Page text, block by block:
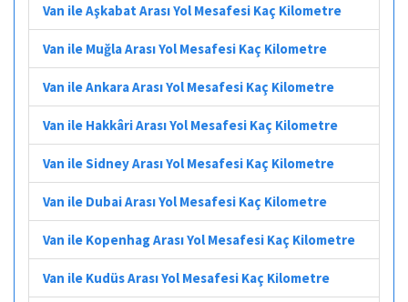
Van ile Aşkabat Arası Yol Mesafesi Kaç Kilometre
Van ile Muğla Arası Yol Mesafesi Kaç Kilometre
Van ile Ankara Arası Yol Mesafesi Kaç Kilometre
Van ile Hakkâri Arası Yol Mesafesi Kaç Kilometre
Van ile Sidney Arası Yol Mesafesi Kaç Kilometre
Van ile Dubai Arası Yol Mesafesi Kaç Kilometre
Van ile Kopenhag Arası Yol Mesafesi Kaç Kilometre
Van ile Kudüs Arası Yol Mesafesi Kaç Kilometre